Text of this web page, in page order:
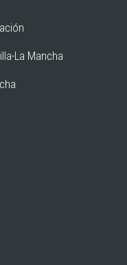
La Mancha